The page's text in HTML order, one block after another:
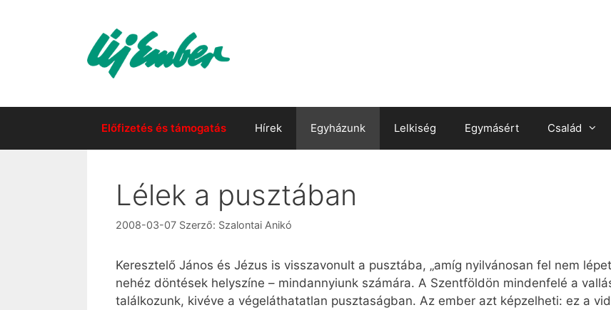
Előfizetés és támogatás Hírek Egyházunk Lelkiség Egymásért Család
Lélek a pusztában
2008-03-07 Szerző: Szalontai Anikó
Keresztelő János és Jézus is visszavonult a pusztába, „amíg nyilvánosan fel nem
nehéz döntések helyszíne – mindannyiunk számára. A Szentföldön mindenfelé a
találkozunk, kivéve a végeláthatatlan pusztaságban. Az ember azt képzelheti: ez a